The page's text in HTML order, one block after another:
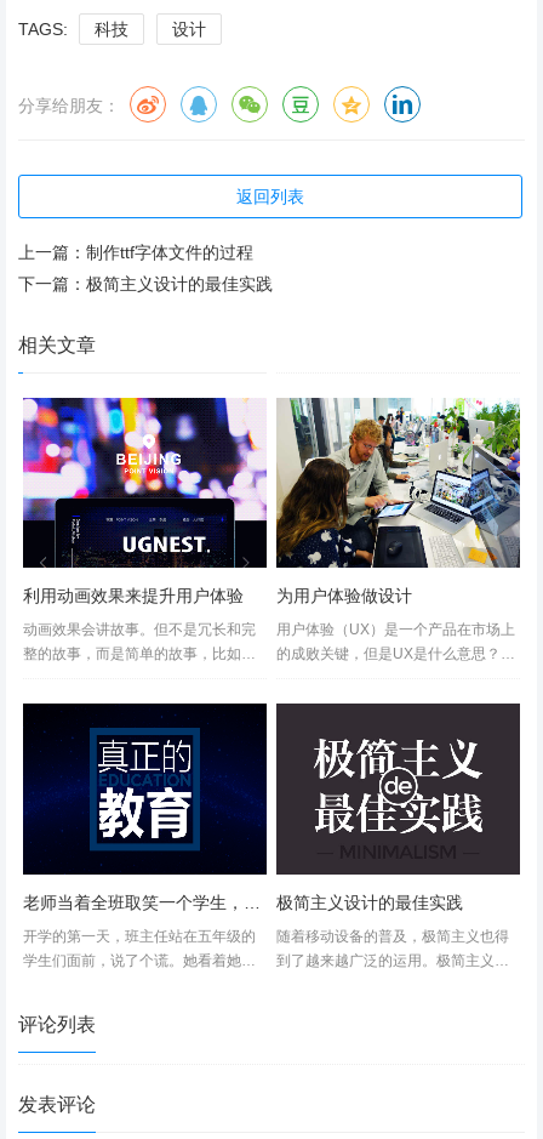
未来人机关系的时代。
回顾人类发展历史，人类原来是自然界中微不足道的种群，
如果把整个宇宙的年龄作为一天的话，差不多在最后一分钟
第一次工业革命后短短3百年时间，人类这个种群，已经俨
发明创造了各种各样的人造物，日积月累，形成一个庞大的
人造物世界，承载了灿烂文明。其中有一类新事物：计算机
上了它们的印记。它们渗透到人类生活的每个角落，其扩张
之迅猛，和人类的发展如出一辙。人工智能的出现，更是让
人不能不对人类的生存带来些许担忧。
2013年，有一部很震撼的电影，叫《HER》，影片里描述
了人和机器之间恋情。我们现在讲的人工智能，导航也好、
语音也好、自动驾驶、大数据预测等等，都不可怕。为什么
呢？人创造机器就是用来取代自己的能力，要是造个计算
机，连人都算不过，要来做什么？但当机器有了感情之后，
时候我常在想，好莱坞也许是同政府和科学家建立了某种联
盟，通过各种“科幻片”，引导普通民众思考未来的世界，也
许背后是在为一种可能的危机做心理和舆论准备。
TAGS: 科技 设计
分享给朋友：
返回列表
上一篇： 制作ttf字体文件的过程
下一篇： 极简主义设计的最佳实践
相关文章
利用动画效果来提升用户体验
动画效果会讲故事。但不是冗长和完
整的故事，而是简单的故事，比如
的操作完全正确。”然而，动效的目的
不是为了愉悦用户，而是为了帮助理
解操作会有什么进展亦或是...
为用户体验做设计
用户体验（UX）是一个产品在市场上
的成败关键，但是UX是什么意思？很
一定程度上的产品是多么容易使用，
可用性，然而UX已...
开学的第一天，班主任站在五年级的
学生们面前，说了个谎。她看着她的
坐在前排的一个小男孩，他叫李安。
班主任发...
极简主义设计的最佳实践
随着移动设备的普及，极简主义也得
到了越来越广泛的运用。极简主义为
评论列表
发表评论